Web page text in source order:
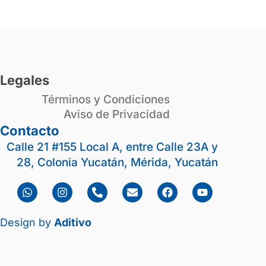
Legales
Términos y Condiciones
Aviso de Privacidad
Contacto
Calle 21 #155 Local A, entre Calle 23A y
28, Colonia Yucatán, Mérida, Yucatán
Design by Aditivo